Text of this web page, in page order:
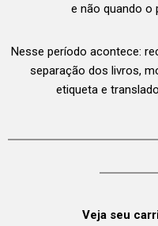
e não quando o
Nesse período acontece:
separação dos livros,
etiqueta e
Veja seu